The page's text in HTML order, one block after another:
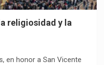
religiosidad y la
en honor a San Vicente